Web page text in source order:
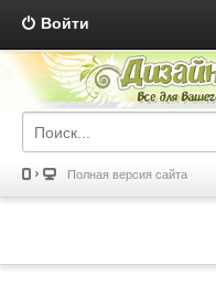
Войти
Полная версия сайта